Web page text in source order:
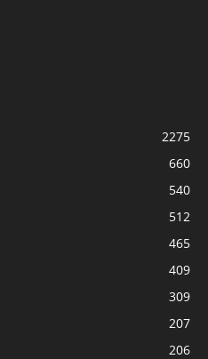
2275
660
540
512
465
409
309
207
206